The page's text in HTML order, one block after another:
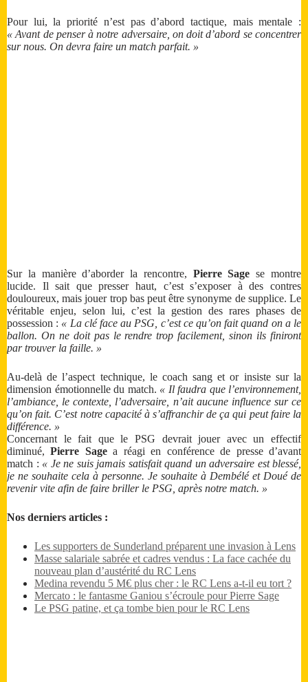
Pour lui, la priorité n’est pas d’abord tactique, mais mentale :
« Avant de penser à notre adversaire, on doit d’abord se concentrer
sur nous. On devra faire un match parfait. »
Sur la manière d’aborder la rencontre, Pierre Sage se montre
lucide. Il sait que presser haut, c’est s’exposer à des contres
douloureux, mais jouer trop bas peut être synonyme de supplice. Le
véritable enjeu, selon lui, c’est la gestion des rares phases de
possession : « La clé face au PSG, c’est ce qu’on fait quand on a le
ballon. On ne doit pas le rendre trop facilement, sinon ils finiront
par trouver la faille. »
Au-delà de l’aspect technique, le coach sang et or insiste sur la
dimension émotionnelle du match. « Il faudra que l’environnement,
l’ambiance, le contexte, l’adversaire, n’ait aucune influence sur ce
qu’on fait. C’est notre capacité à s’affranchir de ça qui peut faire la
différence. »
Concernant le fait que le PSG devrait jouer avec un effectif
diminué,Pierre Sagea réagi en conférence de presse d’avant
match : « Je ne suis jamais satisfait quand un adversaire est blessé,
je ne souhaite cela à personne. Je souhaite à Dembélé et Doué de
revenir vite afin de faire briller le PSG, après notre match. »
Nos derniers articles :
Les supporters de Sunderland préparent une invasion à Lens
Masse salariale sabrée et cadres vendus : La face cachée du
nouveau plan d’austérité du RC Lens
Medina revendu 5 M€ plus cher : le RC Lens a-t-il eu tort ?
Mercato : le fantasme Ganiou s’écroule pour Pierre Sage
Le PSG patine, et ça tombe bien pour le RC Lens